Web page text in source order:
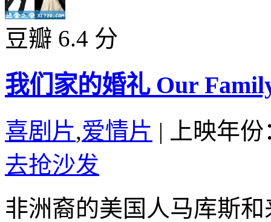
豆瓣 6.4 分
我们家的婚礼 Our
喜剧片,爱情片 |
上映年
去抢沙发
非洲裔的美国人马库斯